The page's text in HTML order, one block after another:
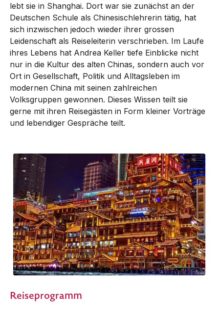
lebt sie in Shanghai. Dort war sie zunächst an der
Deutschen Schule als Chinesischlehrerin tätig, hat
sich inzwischen jedoch wieder ihrer grossen
Leidenschaft als Reiseleiterin verschrieben. Im Laufe
ihres Lebens hat Andrea Keller tiefe Einblicke nicht
nur in die Kultur des alten Chinas, sondern auch vor
Ort in Gesellschaft, Politik und Alltagsleben im
modernen China mit seinen zahlreichen
Volksgruppen gewonnen. Dieses Wissen teilt sie
gerne mit ihren Reisegästen in Form kleiner Vorträge
und lebendiger Gespräche teilt.
Reiseprogramm